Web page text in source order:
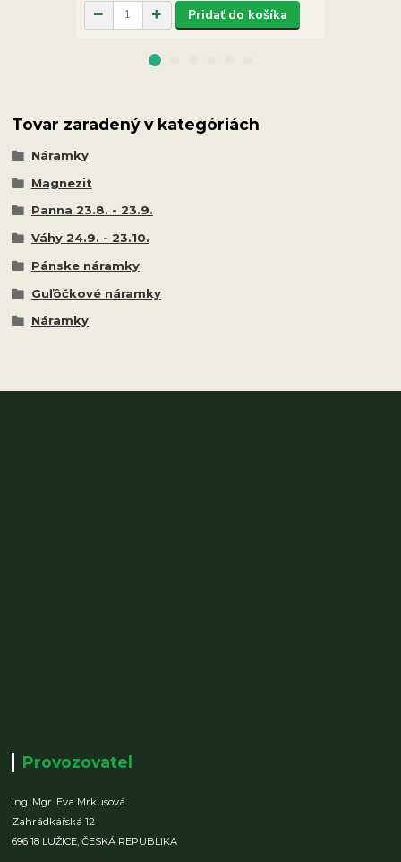
Pridať do košíka
Tovar zaradený v kategóriách
Náramky
Magnezit
Panna 23.8. - 23.9.
Váhy 24.9. - 23.10.
Pánske náramky
Guľôčkové náramky
Náramky
Provozovatel
Ing. Mgr. Eva Mrkusová
Zahrádkářská 12
696 18 LUŽICE,ČESKÁ REPUBLIKA